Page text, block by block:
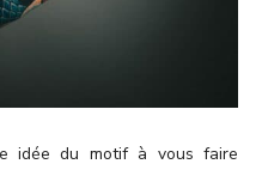
idée du motif à vous faire